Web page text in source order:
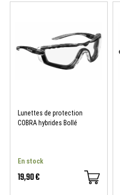
Lunettes de protection
COBRA hybrides Bollé
En stock
19,90 €